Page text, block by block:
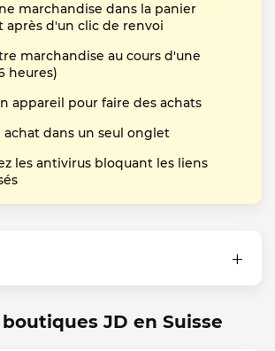
marchandise dans la panier
après d'un clic de renvoi
marchandise au cours d'une
heures)
appareil pour faire des achats
achat dans un seul onglet
les antivirus bloquant les liens
JD en Suisse